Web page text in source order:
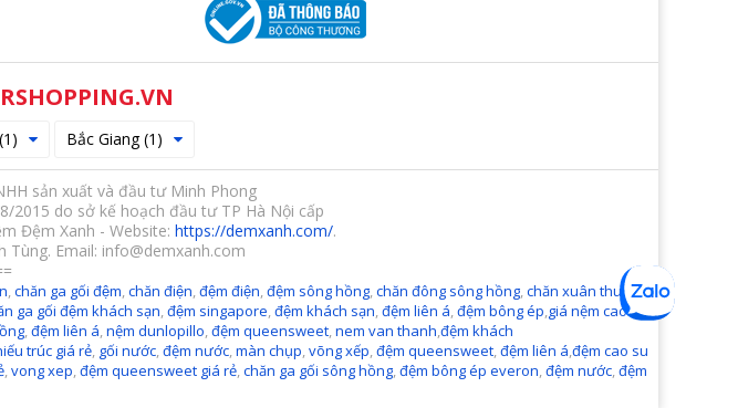
Bắc Giang (1)
sản xuất và đầu tư Minh Phong
2015 do sở kế hoạch đầu tư TP Hà Nội cấp
Đệm Xanh - Website: https://demxanh.com/.
Tùng. Email: info@demxanh.com
chăn ga gối đệm chăn điện đệm điện đệm sông hồng chăn đông sông hồng chăn xuân thu sông
ga gối đệm khách sạn đệm singapore đệm khách sạn đệm liên á đệm bông ép giá nệm cao
đệm liên á nệm dunlopillo đệm queensweet nem van thanh đệm khách
trúc giá rẻ gối nước đệm nước màn chụp võng xếp đệm queensweet đệm liên á đệm cao su
vong xep đệm queensweet giá rẻ chăn ga gối sông hồng đệm bông ép everon đệm nước đệm